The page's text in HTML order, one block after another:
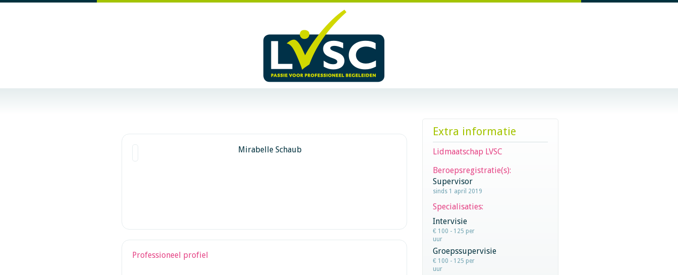
Mirabelle Schaub
Professioneel profiel
Extra informatie
Lidmaatschap LVSC
Beroepsregistratie(s):
Supervisor
sinds 1 april 2019
Specialisaties:
Intervisie
€ 100 - 125 per
uur
Groepssupervisie
€ 100 - 125 per
uur